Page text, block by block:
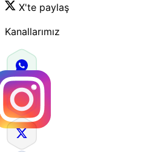
X'te paylaş
Kanallarımız